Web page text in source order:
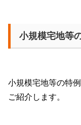
小規模宅地等
小規模宅地等の特
ご紹介します。